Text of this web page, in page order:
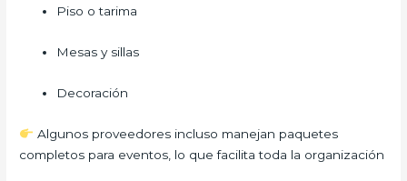
Piso o tarima
Mesas y sillas
Decoración
Algunos proveedores incluso manejan paquetes
completos para eventos, lo que facilita toda la organización